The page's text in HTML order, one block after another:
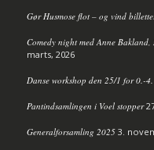
Gør Husmose flot – og vind
Comedy night med Anne
marts, 2026
Danse workshop den 25/1 for 0.-4.
Pantindsamlingen i Voel stopper
Generalforsamling 2025 3.